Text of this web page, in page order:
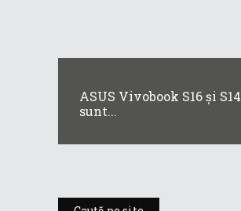
ASUS Vivobook S16 și S14
sunt...